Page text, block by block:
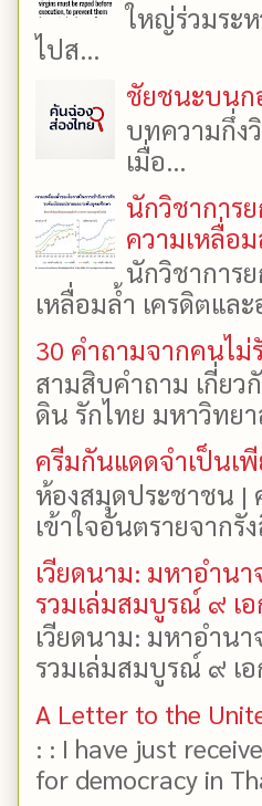
ใหญ่ร่วมระห
ไปส...
ชัยชนะบนก
บทความกึ่ง
เมื่อ...
นักวิชาการ
ความเหลื่อม
นักวิชาการ
เหลื่อมล้ำ เครดิตแ
30 คำถามจากคนไม่
สามสิบคำถาม เกี่ยว
ดิน รักไทย มหาวิทย
ครีมกันแดดจำเป็นเพี
ห้องสมุดประชาชน |
เข้าใจอันตรายจากรั
เวียดนาม: มหาอำน
รวมเล่มสมบูรณ์ ๙ เอ
เวียดนาม: มหาอำน
รวมเล่มสมบูรณ์ ๙ เอ
A Letter to the
: : I have just
for democracy in